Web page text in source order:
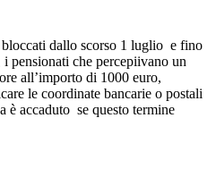
dallo scorso 1 luglio e fino
pensionati che percepiivano un
all’importo di 1000 euro,
le coordinate bancarie o postali
è accaduto se questo termine